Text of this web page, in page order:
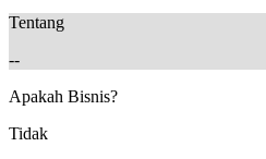
Tentang
--
Apakah Bisnis?
Tidak